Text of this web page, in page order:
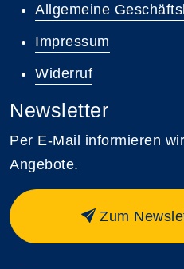
Allgemeine
Impressum
Widerruf
Newsletter
Per E-Mail informieren
Angebote.
Zum